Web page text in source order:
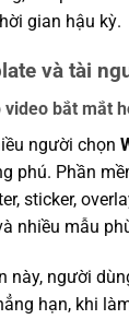
gian hậu kỳ.
và tài
bắt mắt
người chọn
phú. Phần
sticker,
nhiều mẫu
này, người
hạn, khi